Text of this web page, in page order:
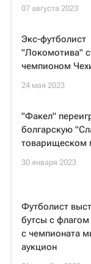
07 августа 2023
Экс-футболист
"Локомотива"
чемпионом
24 мая 2023
"Факел"
болгарскую
товарищеском
30 января 2023
Футболист
бутсы с
с чемпионата
аукцион